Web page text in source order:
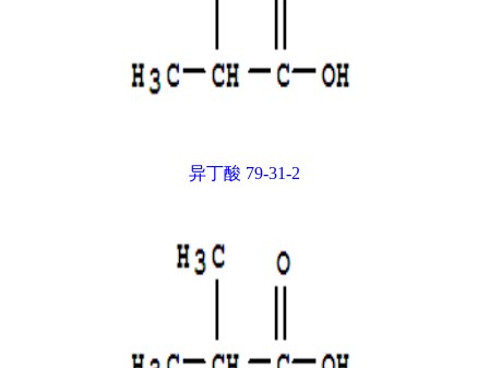
异丁酸 79-31-2